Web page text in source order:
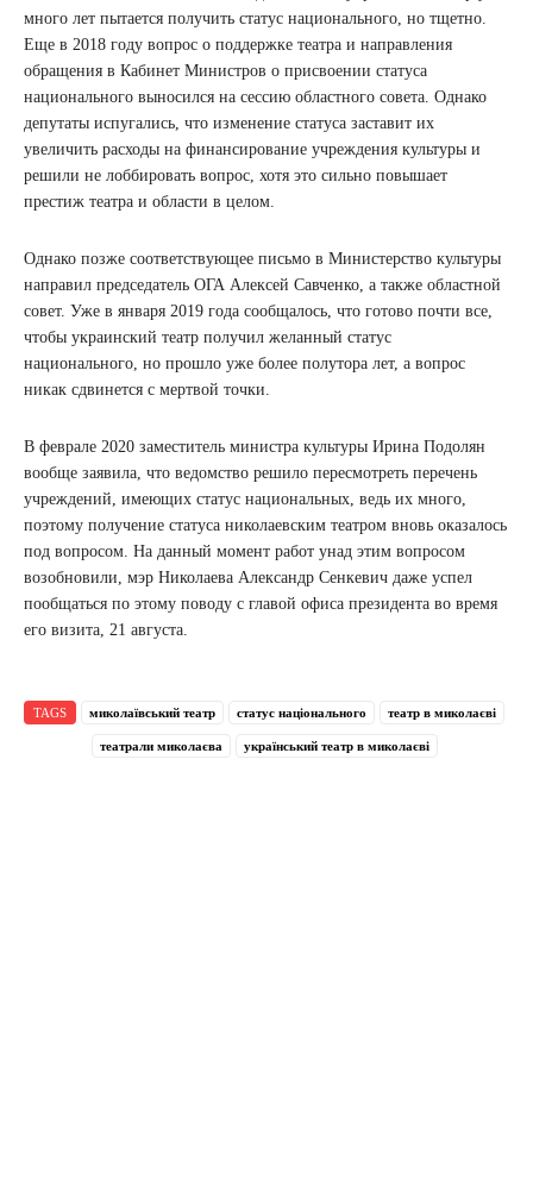
много лет пытается получить статус национального, но тщетно.
Еще в 2018 году вопрос о поддержке театра и направления
обращения в Кабинет Министров о присвоении статуса
национального выносился на сессию областного совета. Однако
депутаты испугались, что изменение статуса заставит их
увеличить расходы на финансирование учреждения культуры и
решили не лоббировать вопрос, хотя это сильно повышает
престиж театра и области в целом.
Однако позже соответствующее письмо в Министерство культуры
направил председатель ОГА Алексей Савченко, а также областной
совет. Уже в января 2019 года сообщалось, что готово почти все,
чтобы украинский театр получил желанный статус
национального, но прошло уже более полутора лет, а вопрос
никак сдвинется с мертвой точки.
В феврале 2020 заместитель министра культуры Ирина Подолян
вообще заявила, что ведомство решило пересмотреть перечень
учреждений, имеющих статус национальных, ведь их много,
поэтому получение статуса николаевским театром вновь оказалось
под вопросом. На данный момент работ унад этим вопросом
возобновили, мэр Николаева Александр Сенкевич даже успел
пообщаться по этому поводу с главой офиса президента во время
его визита, 21 августа.
TAGS миколаївський театр статус національного театр в миколаєві
театрали миколаєва український театр в миколаєві